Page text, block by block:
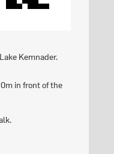
Kemnader.
in front of the